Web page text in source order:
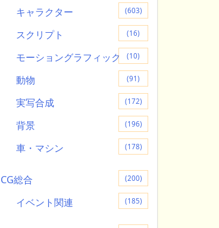
キャラクター (603)
スクリプト (16)
モーショングラフィック (10)
動物 (91)
実写合成 (172)
背景 (196)
車・マシン (178)
CG総合 (200)
イベント関連 (185)